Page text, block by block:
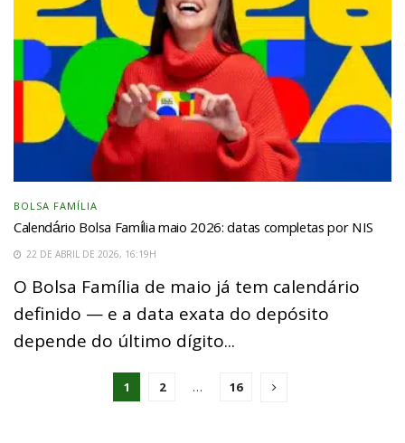
BOLSA FAMÍLIA
Calendário Bolsa Família maio 2026: datas completas por NIS
22 DE ABRIL DE 2026, 16:19H
O Bolsa Família de maio já tem calendário
definido — e a data exata do depósito
depende do último dígito...
1 2 … 16